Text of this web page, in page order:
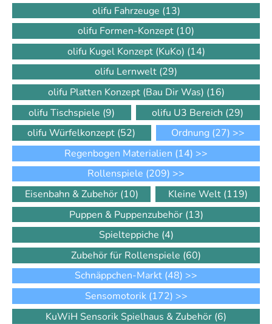
olifu Fahrzeuge (13)
olifu Formen-Konzept (10)
olifu Kugel Konzept (KuKo) (14)
olifu Lernwelt (29)
olifu Platten Konzept (Bau Dir Was) (16)
olifu Tischspiele (9) olifu U3 Bereich (29)
olifu Würfelkonzept (52) Ordnung (27) >>
Regenbogen Materialien (14) >>
Rollenspiele (209) >>
Eisenbahn & Zubehör (10) Kleine Welt (119)
Puppen & Puppenzubehör (13)
Spielteppiche (4)
Zubehör für Rollenspiele (60)
Schnäppchen-Markt (48) >>
Sensomotorik (172) >>
KuWiH Sensorik Spielhaus & Zubehör (6)